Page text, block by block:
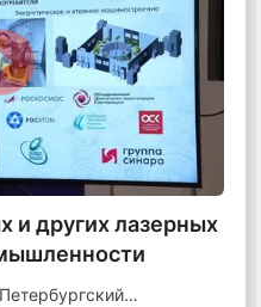
видео
и других лазерных